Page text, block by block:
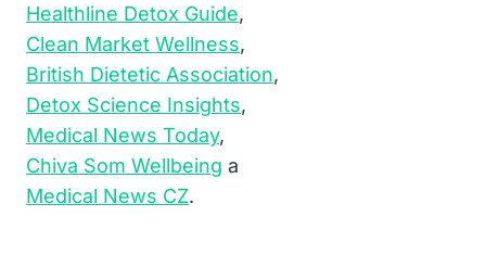
Healthline Detox Guide,
Clean Market Wellness,
British Dietetic Association,
Detox Science Insights,
Medical News Today,
Chiva Som Wellbeing a
Medical News CZ.